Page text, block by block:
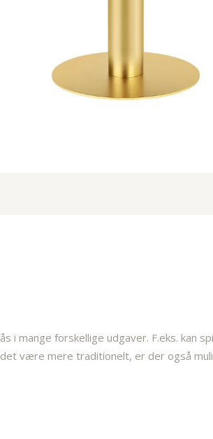
i mange forskellige udgaver. F.eks. kan
være mere traditionelt, er der også